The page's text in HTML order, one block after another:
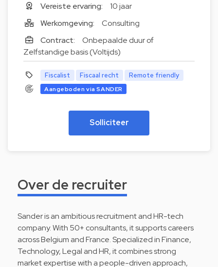
Vereiste ervaring:
10 jaar
Werkomgeving:
Consulting
Contract:
Onbepaalde duur of
Zelfstandige basis (Voltijds)
Fiscalist Fiscaal recht Remote friendly
Aangeboden via SANDER
Solliciteer
Over de recruiter
Sander is an ambitious recruitment and HR-tech
company. With 50+ consultants, it supports careers
across Belgium and France. Specialized in Finance,
Technology, Legal and HR, it combines strong
market expertise with a people-driven approach,